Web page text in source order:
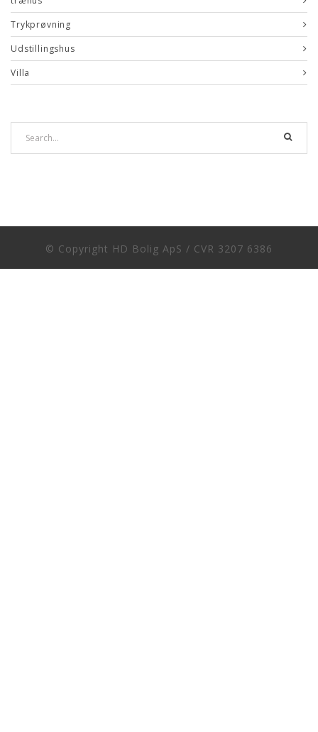
Trykprøvning
Udstillingshus
Villa
© Copyright HD Bolig ApS / CVR 3207 6386